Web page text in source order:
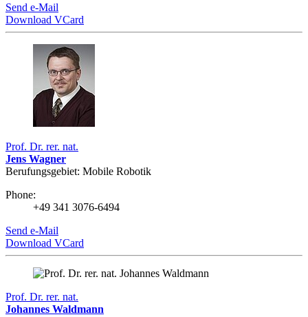
Send e-Mail
Download VCard
Prof. Dr. rer. nat.
Jens Wagner
Berufungsgebiet: Mobile Robotik
Phone:
+49 341 3076-6494
Send e-Mail
Download VCard
Prof. Dr. rer. nat.
Johannes Waldmann